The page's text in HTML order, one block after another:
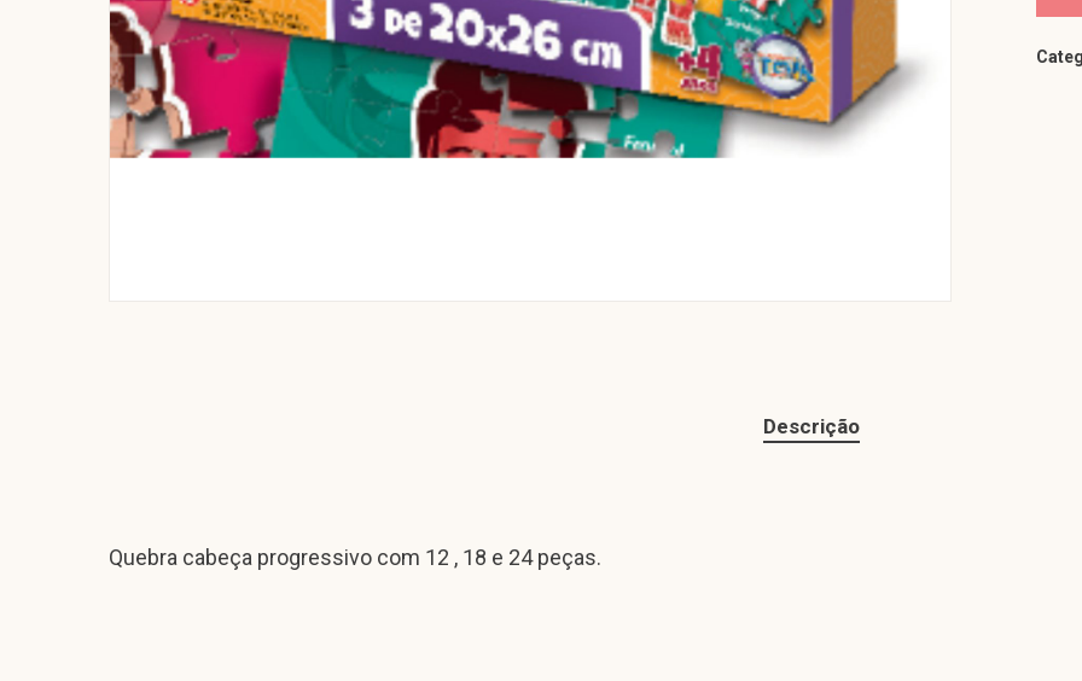
Descrição
Quebra cabeça progressivo com 12 , 18 e 24 peças.